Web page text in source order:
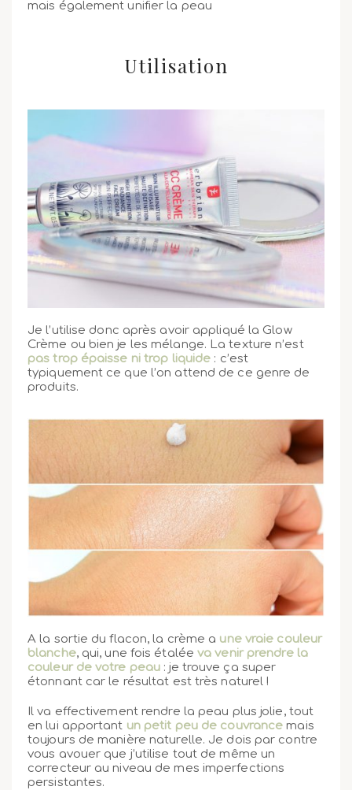
mais également unifier la peau
Utilisation
Je l’utilise donc après avoir appliqué la Glow
Crème ou bien je les mélange. La texture n’est
pas trop épaisse ni trop liquide : c’est
typiquement ce que l’on attend de ce genre de
produits.
A la sortie du flacon, la crème a une vraie couleur
blanche, qui, une fois étaléeva venir prendre la
couleur de votre peau : je trouve ça super
étonnant car le résultat est très naturel !
Il va effectivement rendre la peau plus jolie, tout
en lui apportant un petit peu de couvrance mais
toujours de manière naturelle. Je dois par contre
vous avouer que j’utilise tout de même un
correcteur au niveau de mes imperfections
persistantes.